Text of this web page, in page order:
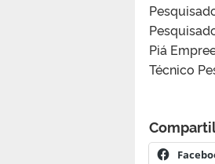
Piá
Técnico